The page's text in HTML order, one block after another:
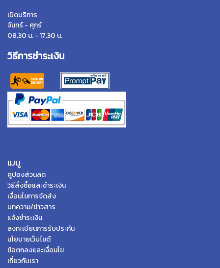
เปิดบริการ
จันทร์ - ศุกร์
08.30 น. - 17.30 น.
วิธีการชำระเงิน
เมนู
คูปองส่วนลด
วิธีสั่งซื้อและชำระเงิน
เงื่อนไขการจัดส่ง
บทความ/ข่าวสาร
แจ้งชำระเงิน
ลงทะเบียนการรับประกัน
นโยบายเว็บไซต์
ข้อตกลงและเงื่อนไข
เกี่ยวกับเรา